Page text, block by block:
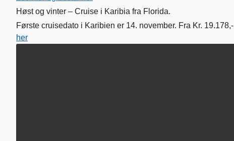
Høst og vinter – Cruise i Karibia fra Florida.
Første cruisedato i Karibien er 14. november. Fra Kr. 19.178,-
her